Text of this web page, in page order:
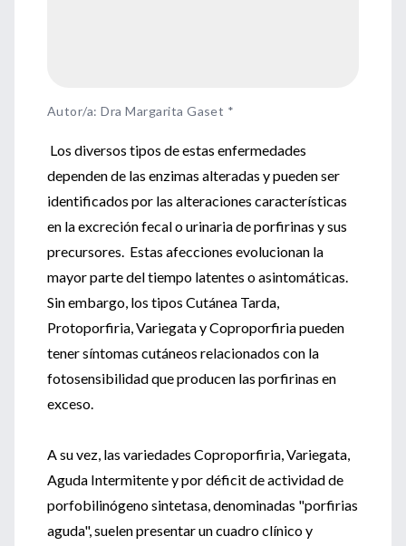
Autor/a: Dra Margarita Gaset *
Los diversos tipos de estas enfermedades
dependen de las enzimas alteradas y pueden ser
identificados por las alteraciones características
en la excreción fecal o urinaria de porfirinas y sus
precursores. Estas afecciones evolucionan la
mayor parte del tiempo latentes o asintomáticas.
Sin embargo, los tipos Cutánea Tarda,
Protoporfiria, Variegata y Coproporfiria pueden
tener síntomas cutáneos relacionados con la
fotosensibilidad que producen las porfirinas en
exceso.
A su vez, las variedades Coproporfiria, Variegata,
Aguda Intermitente y por déficit de actividad de
porfobilinógeno sintetasa, denominadas "porfirias
aguda", suelen presentar un cuadro clínico y